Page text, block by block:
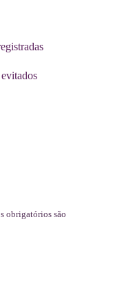
obrigatórios são